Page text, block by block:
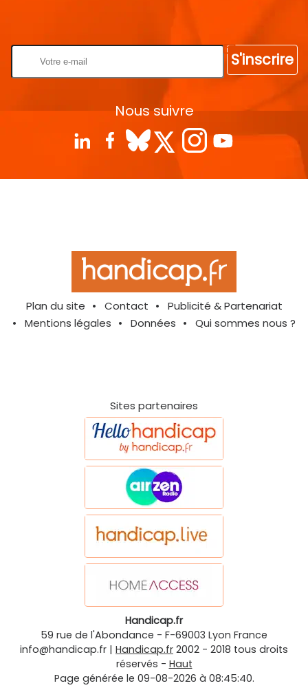
S'inscrire
Nous suivre
Plan du site Contact
Publicité & Partenariat
Mentions légales
Données Qui sommes nous ?
Sites partenaires
Handicap.fr
59 rue de l'Abondance - F-69003 Lyon France
info@handicap.fr | Handicap.fr 2002 - 2018 tous droits
réservés - Haut
Page générée le 09-08-2026 à 08:45:40.